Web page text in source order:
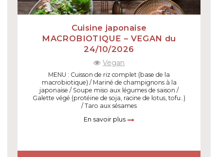
Cuisine japonaise
MACROBIOTIQUE – VEGAN du
24/10/2026
Vegan
MENU : Cuisson de riz complet (base de la
macrobiotique) / Mariné de champignons à la
japonaise / Soupe miso aux légumes de saison /
Galette végé (protéine de soja, racine de lotus, tofu..)
/ Taro aux sésames
En savoir plus